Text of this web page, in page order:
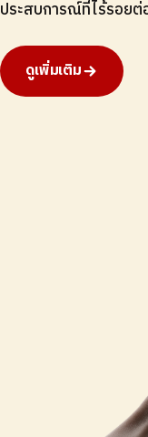
ประสบการณ์ที่ไร้รอยต่
ดูเพิ่มเติม